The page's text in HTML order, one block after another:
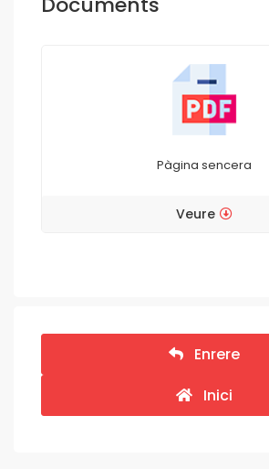
Pàgina sencera
Veure
Enrere
Inici